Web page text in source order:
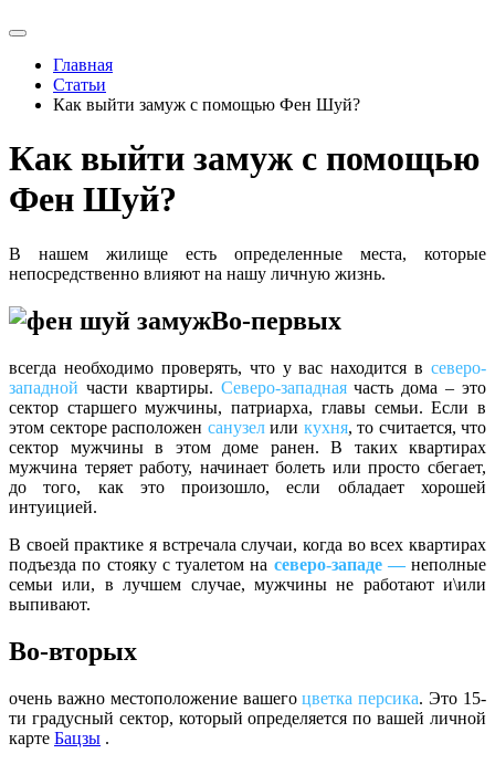
Главная
Статьи
Как выйти замуж с помощью Фен Шуй?
Как выйти замуж с помощью
Фен Шуй?
В нашем жилище есть определенные места, которые
непосредственно влияют на нашу личную жизнь.
Во-первых
всегда необходимо проверять, что у вас находится в северо-
западной части квартиры. Северо-западнаячасть дома – это
сектор старшего мужчины, патриарха, главы семьи. Если в
этом секторе расположен санузелили кухня, то считается, что
сектор мужчины в этом доме ранен. В таких квартирах
мужчина теряет работу, начинает болеть или просто сбегает,
до того, как это произошло, если обладает хорошей
интуицией.
В своей практике я встречала случаи, когда во всех квартирах
подъезда по стояку с туалетом на северо-западе —неполные
семьи или, в лучшем случае, мужчины не работают и\или
выпивают.
Во-вторых
очень важно местоположение вашегоцветка персика. Это 15-
ти градусный сектор, который определяется по вашей личной
карте Бацзы .